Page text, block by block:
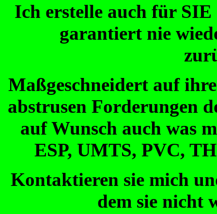
Ich erstelle auch für SIE
garantiert nie
Maßgeschneidert auf
abstrusen Forderungen
auf Wunsch auch was
ESP, UMTS, PVC,
Kontaktieren sie mich
dem sie nicht